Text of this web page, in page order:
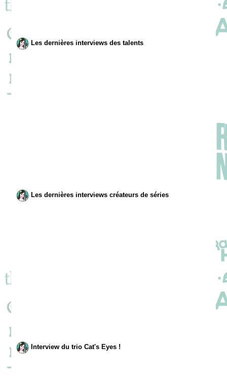
Les dernières interviews des talents
Les dernières interviews créateurs de séries
Interview du trio Cat's Eyes !